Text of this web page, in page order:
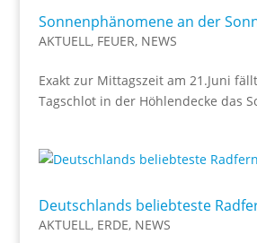
Sonnenphänomene an der
AKTUELL, FEUER, NEWS
Exakt zur Mittagszeit am 21.Juni
Tagschlot in der Höhlendecke das
Deutschlands beliebteste
AKTUELL, ERDE, NEWS